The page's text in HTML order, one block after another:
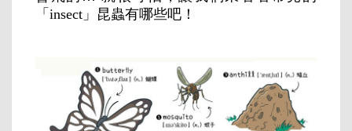
「insect」昆蟲有哪些吧！